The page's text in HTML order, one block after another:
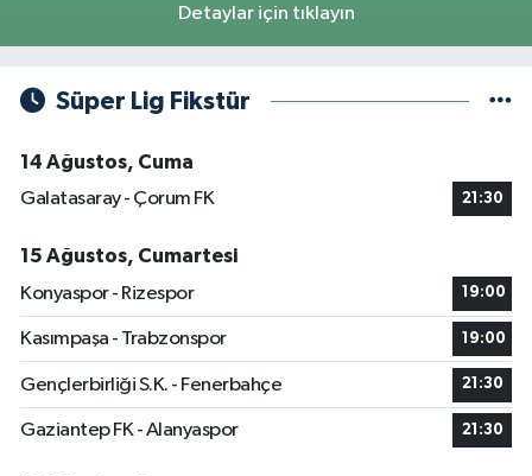
Detaylar için tıklayın
Süper Lig Fikstür
14 Ağustos, Cuma
Galatasaray - Çorum FK
21:30
15 Ağustos, Cumartesi
Konyaspor - Rizespor
19:00
Kasımpaşa - Trabzonspor 19:00
Gençlerbirliği S.K. - Fenerbahçe 21:30
Gaziantep FK - Alanyaspor 21:30